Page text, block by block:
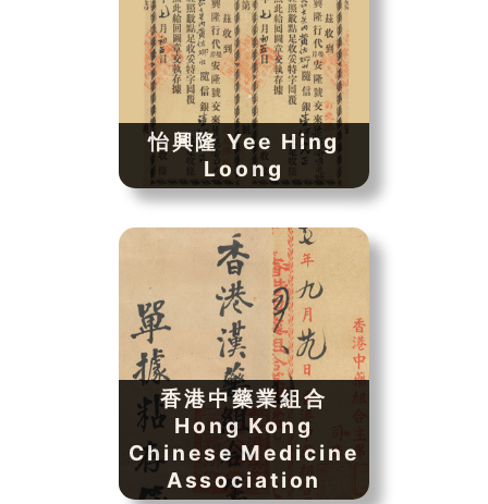
怡興隆 Yee Hing
Loong
香港中藥業組合
Hong Kong
Chinese Medicine
Association